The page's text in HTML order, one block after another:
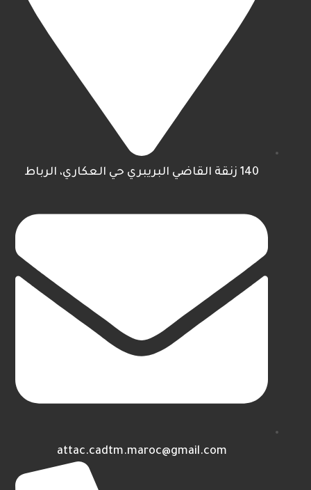
140 زنقة القاضي البريبري حي العكاري، الرباط
attac.cadtm.maroc@gmail.com